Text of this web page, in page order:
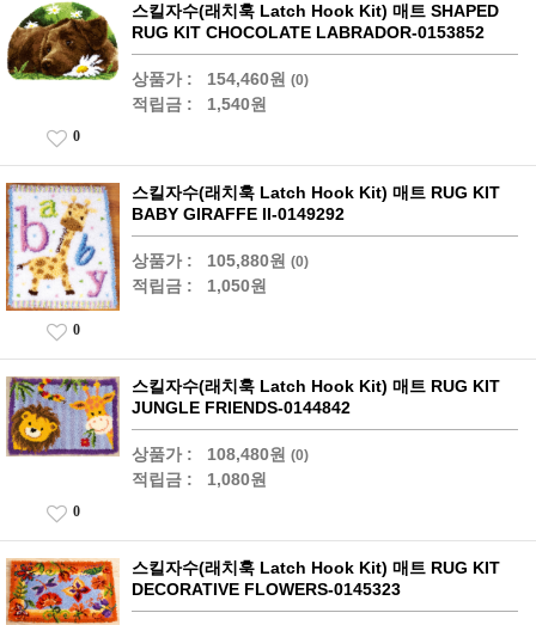
스킬자수(래치훅 Latch Hook Kit) 매트 SHAPED
RUG KIT CHOCOLATE LABRADOR-0153852
상품가 : 154,460원 (0)
적립금 : 1,540원
0
스킬자수(래치훅 Latch Hook Kit) 매트 RUG KIT
BABY GIRAFFE II-0149292
상품가 : 105,880원 (0)
적립금 : 1,050원
0
스킬자수(래치훅 Latch Hook Kit) 매트 RUG KIT
JUNGLE FRIENDS-0144842
상품가 : 108,480원 (0)
적립금 : 1,080원
0
스킬자수(래치훅 Latch Hook Kit) 매트 RUG KIT
DECORATIVE FLOWERS-0145323